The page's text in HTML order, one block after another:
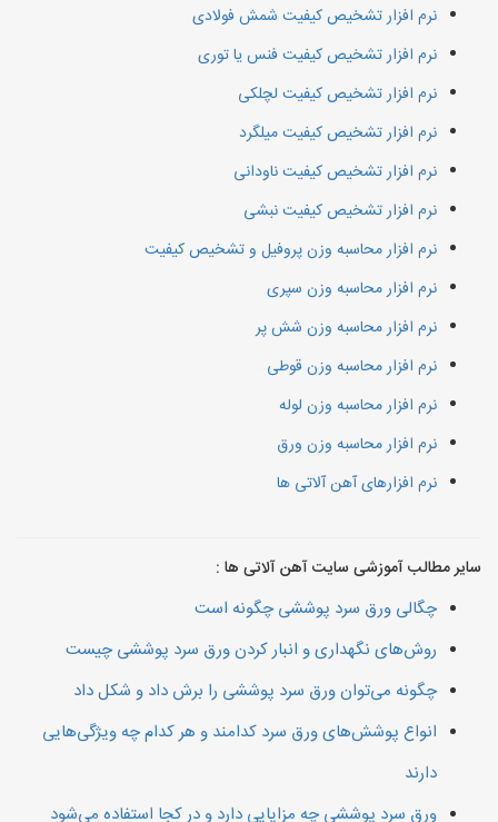
نرم افزار تشخیص کیفیت شمش فولادی
نرم افزار تشخیص کیفیت فنس یا توری
نرم افزار تشخیص کیفیت لچلکی
نرم افزار تشخیص کیفیت میلگرد
نرم افزار تشخیص کیفیت ناودانی
نرم افزار تشخیص کیفیت نبشی
نرم افزار محاسبه وزن پروفیل و تشخیص کیفیت
نرم افزار محاسبه وزن سپری
نرم افزار محاسبه وزن شش پر
نرم افزار محاسبه وزن قوطی
نرم افزار محاسبه وزن لوله
نرم افزار محاسبه وزن ورق
نرم افزارهای آهن آلاتی ها
سایر مطالب آموزشی سایت آهن آلاتی ها :
چگالی ورق سرد پوششی چگونه است
روش‌های نگهداری و انبار کردن ورق سرد پوششی چیست
چگونه می‌توان ورق سرد پوششی را برش داد و شکل داد
انواع پوشش‌های ورق سرد کدامند و هر کدام چه ویژگی‌هایی
دارند
ورق سرد پوششی چه مزایایی دارد و در کجا استفاده می‌شود